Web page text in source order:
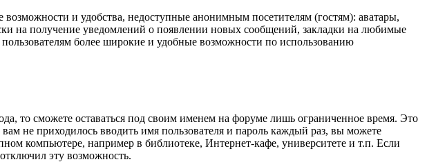
и удобства, недоступные анонимным посетителям (гостям): аватары,
на получение уведомлений о появлении новых сообщений, закладки на любимые
пользователям более широкие и удобные возможности по использованию
то сможете оставаться под своим именем на форуме лишь ограниченное время. Это
не приходилось вводить имя пользователя и пароль каждый раз, вы можете
компьютере, например в библиотеке, Интернет-кафе, университете и т.п. Если
эту возможность.